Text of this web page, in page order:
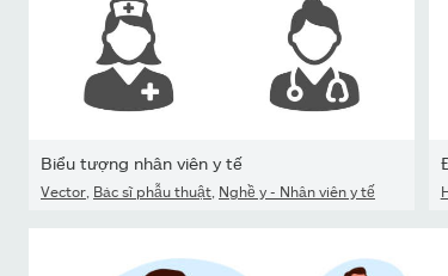
Biểu tượng nhân viên y tế
Vector Bác sĩ phẫu thuật Nghề y - Nhân viên y tế